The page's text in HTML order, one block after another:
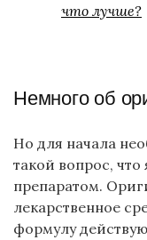
что лучше?
Немного об
Но для начала
такой вопрос,
препаратом.
лекарственное
формулу